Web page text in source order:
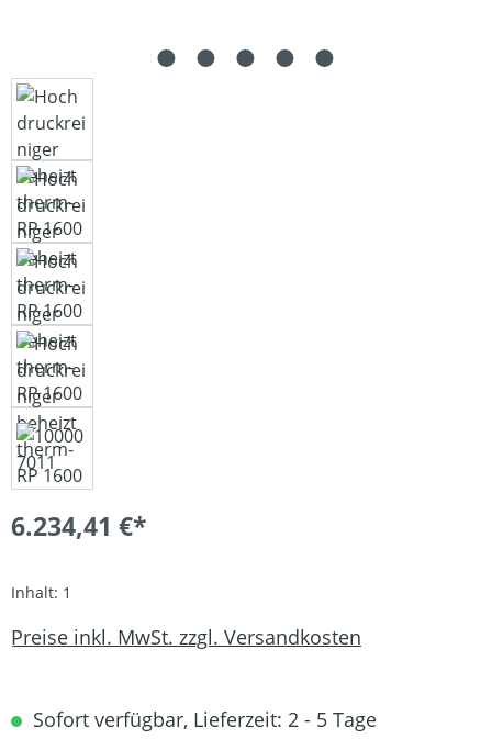
6.234,41 €*
Inhalt: 1
Preise inkl. MwSt. zzgl. Versandkosten
Sofort verfügbar, Lieferzeit: 2 - 5 Tage